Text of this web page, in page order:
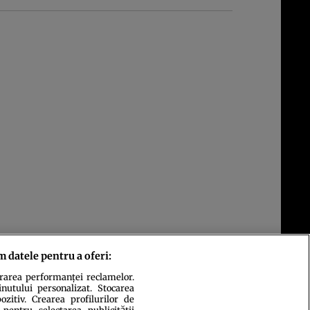
datele pentru a oferi:
performanței reclamelor.
personalizat. Stocarea
Crearea profilurilor de